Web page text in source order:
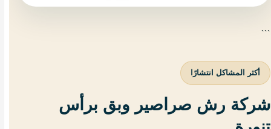
```
أكثر المشاكل انتشارًا
شركة رش صراصير وبق برأس